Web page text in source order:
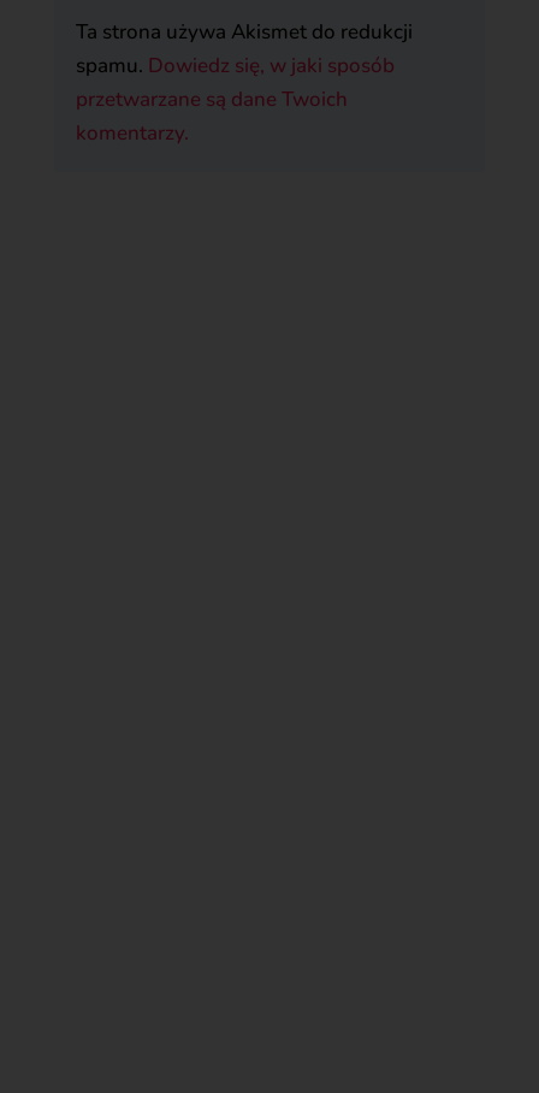
Ta strona używa Akismet do redukcji
spamu. Dowiedz się, w jaki sposób
przetwarzane są dane Twoich
komentarzy.